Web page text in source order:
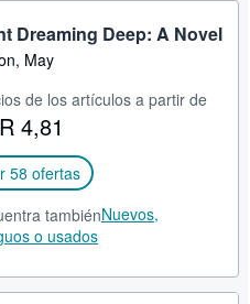
Dreaming Deep: A Novel
May
de los artículos a partir de
4,81
58 ofertas
tambiénNuevos,
o usados